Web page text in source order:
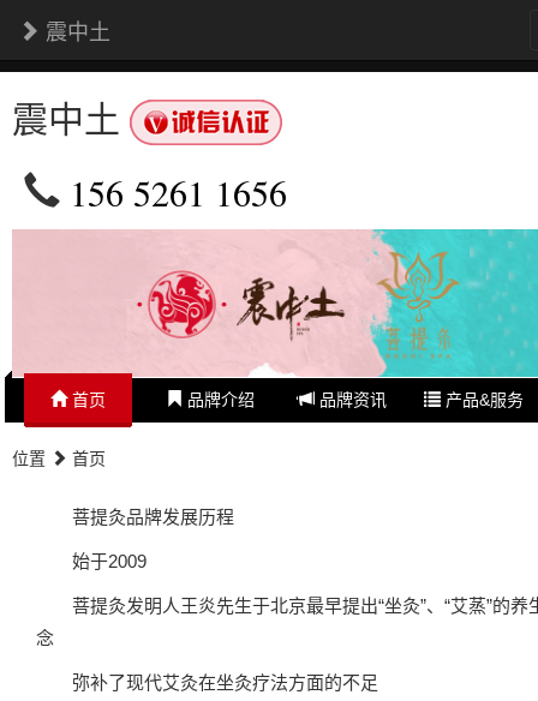
震中土
震中土
156 5261 1656
首页 品牌介绍 品牌资讯 产品&服务
位置 首页
菩提灸品牌发展历程
始于2009
菩提灸发明人王炎先生于北京最早提出“坐灸”、“艾蒸”的养
念
弥补了现代艾灸在坐灸疗法方面的不足